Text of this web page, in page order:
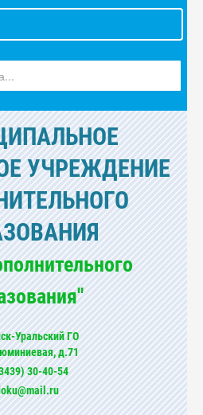
УЧРЕЖДЕНИЕ
Уральский ГО
д.71
30-40-54